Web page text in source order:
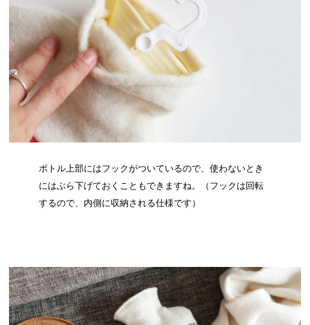
ボトル上部にはフックがついているので、使わないとき
にはぶら下げておくこともできますね。（フックは回転
するので、内側に収納される仕様です）